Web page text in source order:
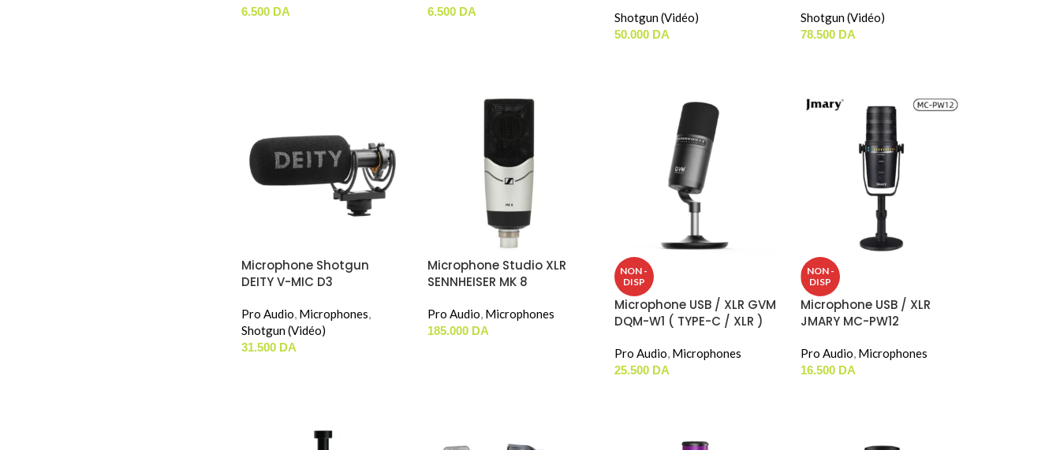
6.500 DA 6.500 DA
Ou Filaire )
Shotgun (Vidéo)
50.000 DA
Utiliser En Sans-Fil Ou
Filaire )
Shotgun (Vidéo)
78.500 DA
Microphone Shotgun
DEITY V-MIC D3
Pro Audio, Microphones,
Shotgun (Vidéo)
31.500 DA
Microphone Studio XLR
SENNHEISER MK 8
Pro Audio, Microphones
185.000 DA
NON -
DISP
Microphone USB / XLR GVM
DQM-W1 ( TYPE-C / XLR )
Pro Audio, Microphones
25.500 DA
NON -
DISP
Microphone USB / XLR
JMARY MC-PW12
Pro Audio, Microphones
16.500 DA